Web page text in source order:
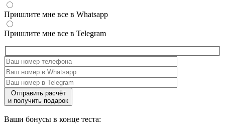
Пришлите мне все в Whatsapp
Пришлите мне все в Telegram
Отправить расчёт
и получить подарок
Ваши бонусы в конце теста: